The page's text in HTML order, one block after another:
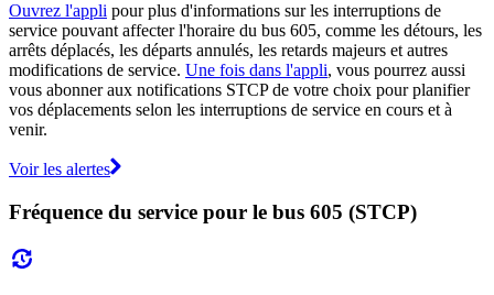
Ouvrez l'appli pour plus d'informations sur les interruptions de
service pouvant affecter l'horaire du bus 605, comme les détours, les
arrêts déplacés, les départs annulés, les retards majeurs et autres
modifications de service. Une fois dans l'appli, vous pourrez aussi
vous abonner aux notifications STCP de votre choix pour planifier
vos déplacements selon les interruptions de service en cours et à
venir.
Voir les alertes
Fréquence du service pour le bus 605 (STCP)